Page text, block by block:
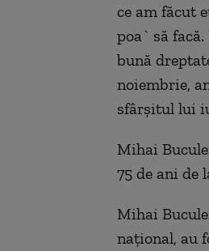
ce am făcut
poa` să
bună
noiembrie,
sfârşitul lui
Mihai
75 de ani de
Mihai
naţional, au